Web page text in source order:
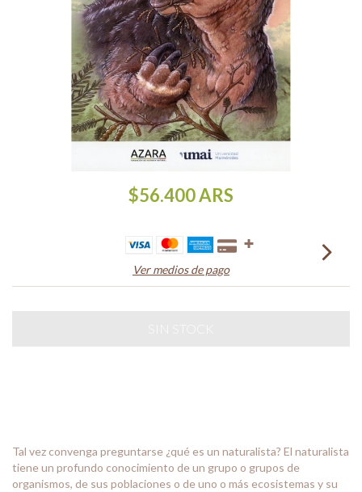
$56.400ARS
Ver medios de pago
Tal vez convenga preguntarse ¿qué es un naturalista? El naturalista
tiene un profundo conocimiento de un grupo o grupos de
organismos, de sus poblaciones o de uno o más ecosistemas y su